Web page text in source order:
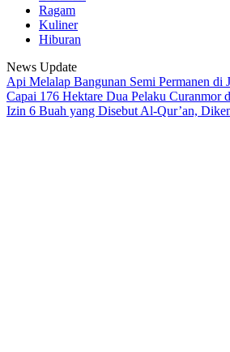
Ragam
Kuliner
Hiburan
News Update
Api Melalap Bangunan Semi Permanen
Capai 176 Hektare Dua Pelaku Curanmor
Izin 6 Buah yang Disebut Al-Qur’an,